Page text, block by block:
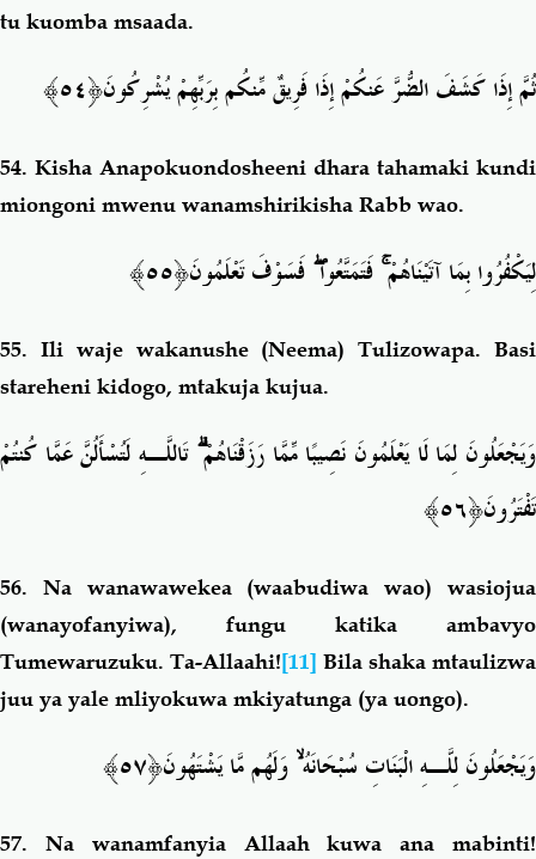
tu kuomba msaada.
ثُمَّ إِذَا كَشَفَ الضُّرَّ عَنكُمْ إِذَا فَرِيقٌ مِّنكُم بِرَبِّهِمْ يُشْرِكُونَ﴿٥٤﴾
54. Kisha Anapokuondosheeni dhara tahamaki kundi
miongoni mwenu wanamshirikisha Rabb wao.
لِيَكْفُرُوا بِمَا آتَيْنَاهُمْۚفَتَمَتَّعُواۖفَسَوْفَ تَعْلَمُونَ﴿٥٥﴾
55. Ili waje wakanushe (Neema) Tulizowapa. Basi
stareheni kidogo, mtakuja kujua.
وَيَجْعَلُونَ لِمَا لَا يَعْلَمُونَ نَصِيبًا مِّمَّا رَزَقْنَاهُمْ ۗ تَاللَّـهِ لَتُسْأَلُنَّ عَمَّا كُنتُمْ
تَفْتَرُونَ﴿٥٦﴾
56. Na wanawawekea (waabudiwa wao) wasiojua
(wanayofanyiwa), fungu katika ambavyo
Tumewaruzuku. Ta-Allaahi![11] Bila shaka mtaulizwa
juu ya yale mliyokuwa mkiyatunga (ya uongo).
وَيَجْعَلُونَ لِلَّـهِ الْبَنَاتِ سُبْحَانَهُ ۙ وَلَهُم مَّا يَشْتَهُونَ﴿٥٧﴾
57. Na wanamfanyia Allaah kuwa ana mabinti!